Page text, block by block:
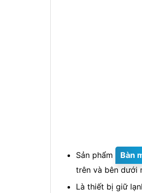
Sản phẩm Bàn
trên và bên dưới
Là thiết bị giữ